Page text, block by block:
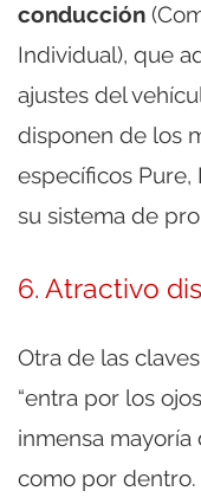
conducción
Individual), que
ajustes del
disponen de los
específicos Pure,
su sistema de
6. Atractivo
Otra de las
“entra por los
inmensa
como por